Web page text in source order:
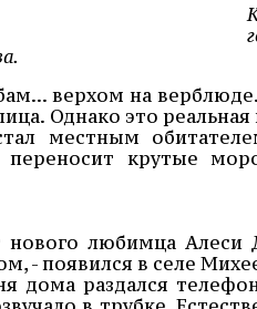
верхом на
Однако это
местным
переносит крутые
нового любимца Алеси
- появился в селе
дома раздался